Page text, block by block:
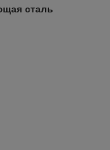
сталь